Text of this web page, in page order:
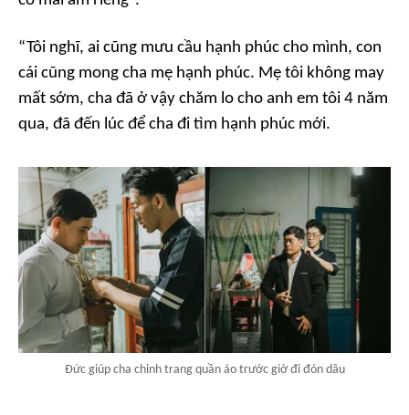
“Tôi nghĩ, ai cũng mưu cầu hạnh phúc cho mình, con
cái cũng mong cha mẹ hạnh phúc. Mẹ tôi không may
mất sớm, cha đã ở vậy chăm lo cho anh em tôi 4 năm
qua, đã đến lúc để cha đi tìm hạnh phúc mới.
Đức giúp cha chỉnh trang quần áo trước giờ đi đón dâu